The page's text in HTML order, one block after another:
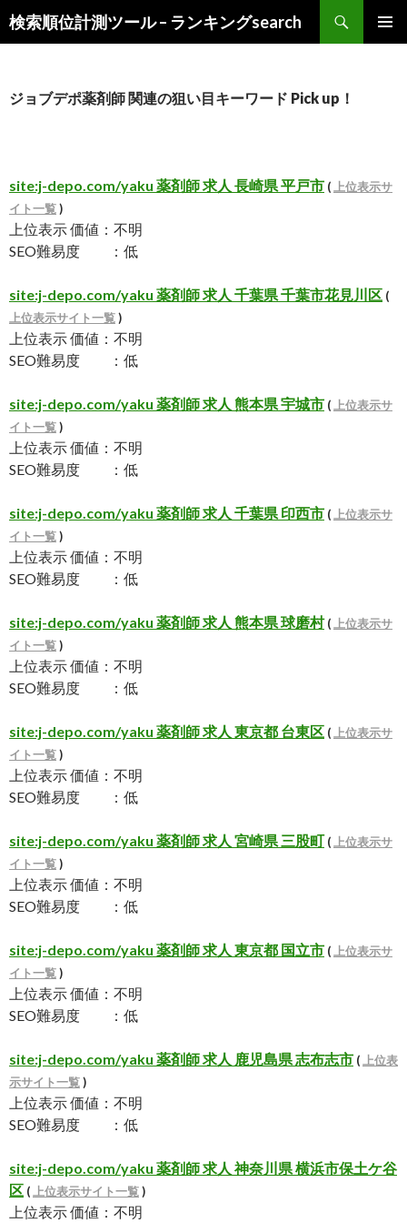
検索順位計測ツール – ランキングsearch
検
索
ン
ッ
プ
ジョブデポ薬剤師 関連の狙い目キーワード Pick up！
site:j-depo.com/yaku 薬剤師 求人 長崎県 平戸市 (
上位表示サ
イト一覧)
上位表示 価値：不明
SEO難易度 ：低
site:j-depo.com/yaku 薬剤師 求人 千葉県 千葉市花見川区 (
上位表示サイト一覧)
上位表示 価値：不明
SEO難易度 ：低
site:j-depo.com/yaku 薬剤師 求人 熊本県 宇城市 (
上位表示サ
イト一覧)
上位表示 価値：不明
SEO難易度 ：低
site:j-depo.com/yaku 薬剤師 求人 千葉県 印西市 (
上位表示サ
イト一覧)
上位表示 価値：不明
SEO難易度 ：低
site:j-depo.com/yaku 薬剤師 求人 熊本県 球磨村(
上位表示サ
イト一覧)
上位表示 価値：不明
SEO難易度 ：低
site:j-depo.com/yaku 薬剤師 求人 東京都 台東区 (
上位表示サ
イト一覧)
上位表示 価値：不明
SEO難易度 ：低
site:j-depo.com/yaku 薬剤師 求人 宮崎県 三股町 (
上位表示サ
イト一覧)
上位表示 価値：不明
SEO難易度 ：低
site:j-depo.com/yaku 薬剤師 求人 東京都 国立市 (
上位表示サ
イト一覧)
上位表示 価値：不明
SEO難易度 ：低
site:j-depo.com/yaku 薬剤師 求人 鹿児島県 志布志市 (
上位表
示サイト一覧)
上位表示 価値：不明
SEO難易度 ：低
site:j-depo.com/yaku 薬剤師 求人 神奈川県 横浜市保土ケ谷
区 ( 上位表示サイト一覧)
上位表示 価値：不明